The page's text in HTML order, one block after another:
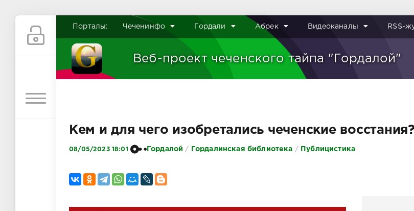
Порталы: Чеченинфо Гордали Абрек Видеоканалы RSS-
Веб-проект чеченского тайпа "Гордалой"
Кем и для чего изобретались чеченские восстания?
08/05/2023 18:01 Гордалой / Гордалинская библиотека / Публицистика